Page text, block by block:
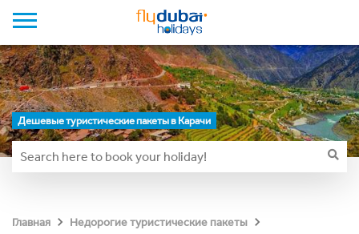
Дешевые туристические пакеты в Карачи
Главная
Недорогие туристические пакеты